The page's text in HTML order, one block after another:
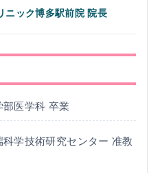
ニック博多駅前院 院長
医学科 卒業
科学技術研究センター 准教